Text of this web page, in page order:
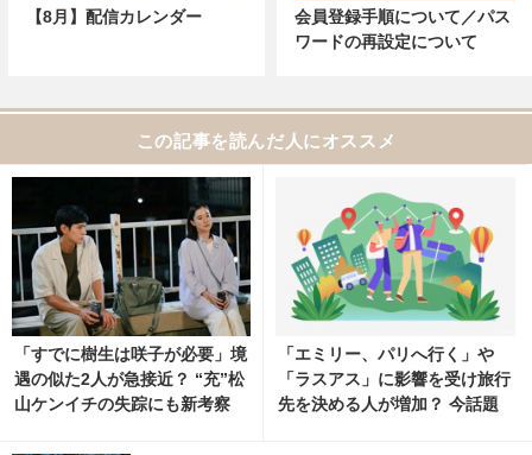
【8月】配信カレンダー
会員登録手順について／パス
ワードの再設定について
この記事を読んだ人にオススメ
「すでに樹生は咲子が必要」境
遇の似た2人が急接近？ “充”松
山ケンイチの失踪にも新考察
「エミリー、パリへ行く」や
「ラスアス」に影響を受け旅行
先を決める人が増加？ 今話題